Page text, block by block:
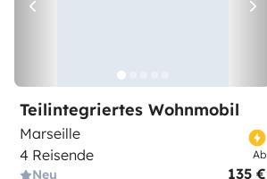
Teilintegriertes Wohnmobil
Marseille
4 Reisende
Neu
Ab
135 €